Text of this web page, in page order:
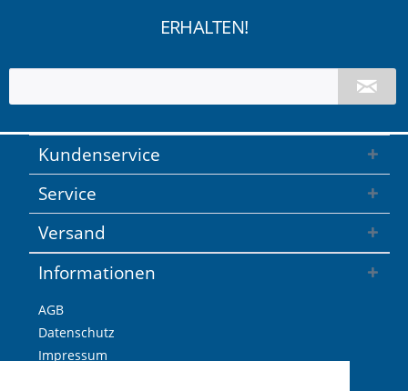
ERHALTEN!
Kundenservice
Service
Informationen
AGB
Datenschutz
Impressum
Versand